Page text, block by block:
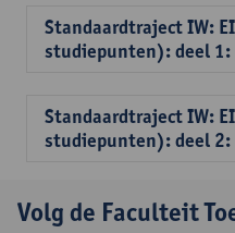
Standaardtraject IW:
studiepunten): deel
Standaardtraject IW:
studiepunten): deel
Volg de Faculteit